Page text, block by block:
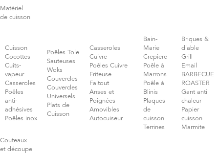
Matériel
de cuisson
Cuisson
Cocottes
Cuits-
vapeur
Casseroles
Poêles
anti-
adhésives
Poêles inox
Poêles Tole
Sauteuses
Woks
Couvercles
Couvercles
Universels
Plats de
Cuisson
Casseroles
Cuivre
Poêles Cuivre
Friteuse
Faitout
Anses et
Poignées
Amovibles
Autocuiseur
Bain-
Marie
Crepiere
Poêle à
Marrons
Poêle à
Blinis
Plaques
de
cuisson
Terrines
Briques &
diable
Grill
Email
BARBECUE
ROASTER
Gant anti
chaleur
Papier
cuisson
Marmite
Couteaux
et découpe